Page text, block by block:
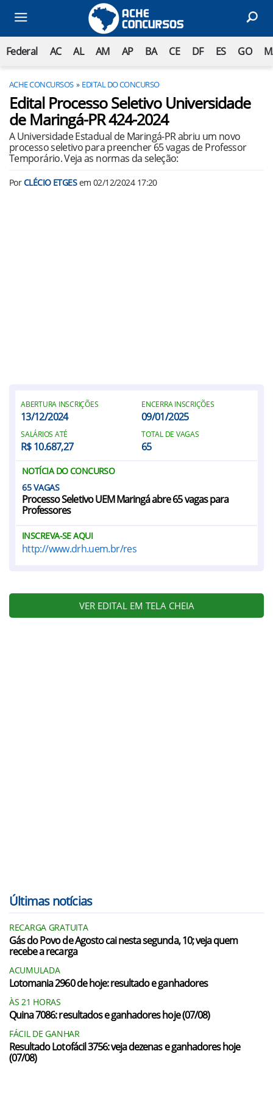
Federal AC AL AM AP BA CE DF ES GO
ACHE CONCURSOS EDITAL DO CONCURSO
Edital Processo Seletivo Universidade
de Maringá-PR 424-2024
A Universidade Estadual de Maringá-PR abriu um novo
processo seletivo para preencher 65 vagas de Professor
Temporário. Veja as normas da seleção:
PorCLÉCIO ETGESem 02/12/2024 17:20
ABERTURA INSCRIÇÕES
13/12/2024
ENCERRA INSCRIÇÕES
09/01/2025
SALÁRIOS ATÉ
R$ 10.687,27
TOTAL DE VAGAS
65
NOTÍCIA DO CONCURSO
65
Processo Seletivo UEM Maringá abre 65 vagas para
Professores
INSCREVA-SE AQUI
http://www.drh.uem.br/res
VER EDITAL EM TELA CHEIA
Últimas notícias
RECARGA GRATUITA
Gás do Povo de Agosto cai nesta segunda, 10; veja quem
recebe a recarga
ACUMULADA
Lotomania 2960 de hoje: resultado e ganhadores
ÀS 21 HORAS
Quina 7086: resultados e ganhadores hoje (07/08)
FÁCIL DE GANHAR
Resultado Lotofácil 3756: veja dezenas e ganhadores hoje
(07/08)